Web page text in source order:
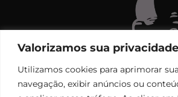
Valorizamos sua privacidade
Utilizamos cookies para aprimorar
navegação, exibir anúncios ou